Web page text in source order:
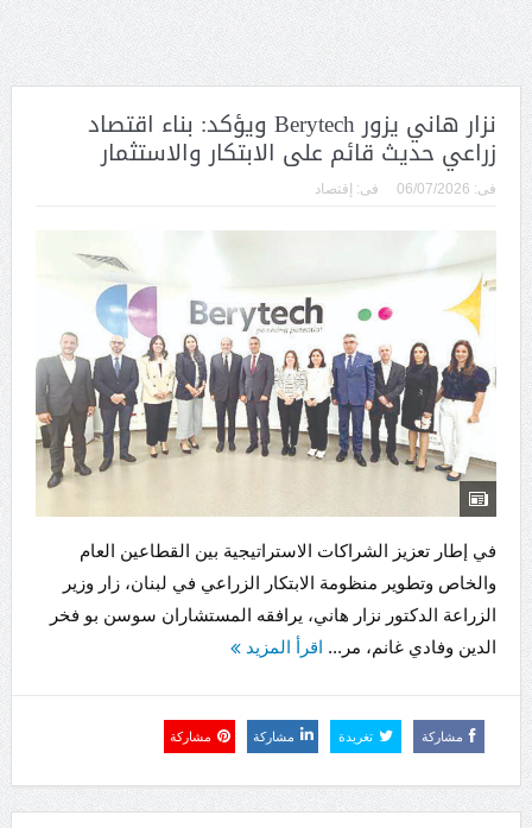
نزار هاني يزور Berytech ويؤكد: بناء اقتصاد
زراعي حديث قائم على الابتكار والاستثمار
فى: 06/07/2026 فى: إقتصاد
في إطار تعزيز الشراكات الاستراتيجية بين القطاعين العام
والخاص وتطوير منظومة الابتكار الزراعي في لبنان، زار وزير
الزراعة الدكتور نزار هاني، يرافقه المستشاران سوسن بو فخر
الدين وفادي غانم، مر... اقرأ المزيد
مشاركة تغريدة مشاركة مشاركة